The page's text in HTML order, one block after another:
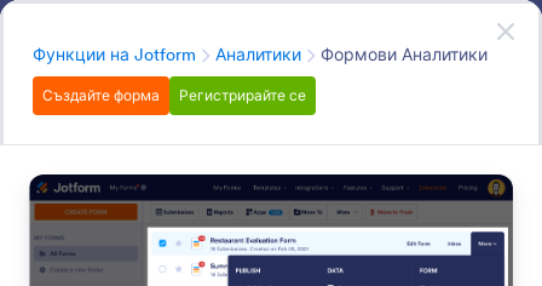
Analytics
Получете ценна информация от вашите формови
данни с голямо разнообразие от вградени
инструменти за аналитики. Анализирайте вашия
трафик, подобрете формовите отговори,
Начало на диалоговия прозорец
Функции на Jotform АналитикиКатегория
Формови Аналитики
Създайте форма Регистрирайте се